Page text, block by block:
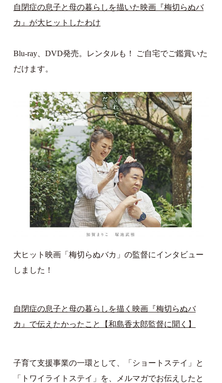
自閉症の息子と母の暮らしを描いた映画『梅切らぬバ
カ』が大ヒットしたわけ
Blu-ray、DVD発売。レンタルも！ ご自宅でご鑑賞いた
だけます。
大ヒット映画「梅切らぬバカ」の監督にインタビュー
しました！
自閉症の息子と母の暮らしを描く映画『梅切らぬバ
カ』で伝えたかったこと【和島香太郎監督に聞く】
子育て支援事業の一環として、「ショートステイ」と
「トワイライトステイ」を、メルマガでお伝えしたと